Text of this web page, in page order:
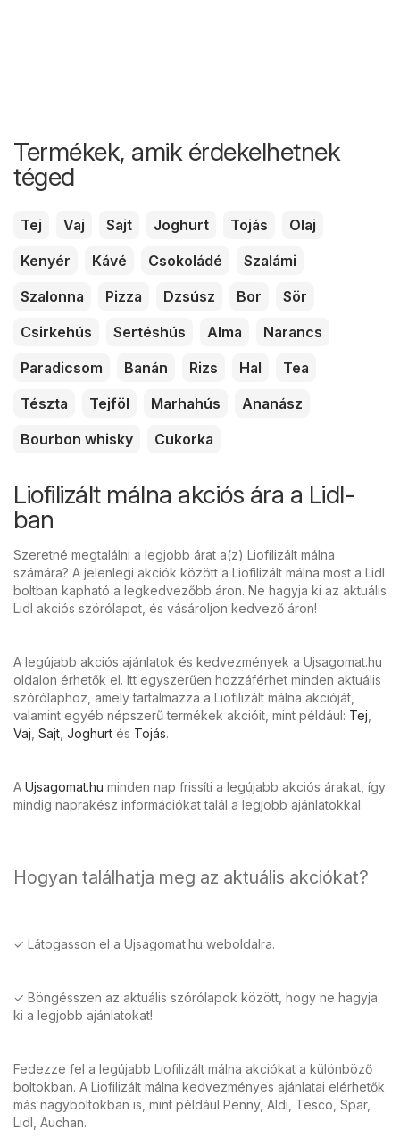
Termékek, amik érdekelhetnek
téged
Tej Vaj Sajt Joghurt Tojás
Olaj
Kenyér
Kávé Csokoládé
Szalámi
Szalonna
Pizza Dzsúsz Bor
Sör
Csirkehús
Sertéshús Alma
Narancs
Paradicsom
Banán Rizs Hal
Tea
Tészta
Tejföl Marhahús
Ananász
Bourbon whisky
Cukorka
Liofilizált málna akciós ára a Lidl-
ban
Szeretné megtalálni a legjobb árat a(z) Liofilizált málna
számára? A jelenlegi akciók között a Liofilizált málna most a Lidl
boltban kapható a legkedvezőbb áron. Ne hagyja ki az aktuális
Lidl akciós szórólapot, és vásároljon kedvező áron!
A legújabb akciós ajánlatok és kedvezmények a Ujsagomat.hu
oldalon érhetők el. Itt egyszerűen hozzáférhet minden aktuális
szórólaphoz, amely tartalmazza a Liofilizált málna akcióját,
valamint egyéb népszerű termékek akcióit, mint például: Tej
Vaj Sajt Joghurt és Tojás.
A Ujsagomat.hu minden nap frissíti a legújabb akciós árakat, így
mindig naprakész információkat talál a legjobb ajánlatokkal.
Hogyan találhatja meg az aktuális akciókat?
✓ Látogasson el a Ujsagomat.hu weboldalra.
✓ Böngésszen az aktuális szórólapok között, hogy ne hagyja
ki a legjobb ajánlatokat!
Fedezze fel a legújabb Liofilizált málna akciókat a különböző
boltokban. A Liofilizált málna kedvezményes ajánlatai elérhetők
más nagyboltokban is, mint például Penny, Aldi, Tesco, Spar,
Lidl, Auchan.